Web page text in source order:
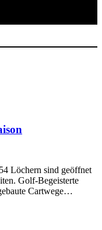
Löchern sind geöffnet
Golf-Begeisterte
Cartwege…